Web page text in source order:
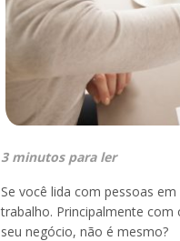
3 minutos para ler
Se você lida com pessoas
trabalho. Principalmente
seu negócio, não é mesmo?